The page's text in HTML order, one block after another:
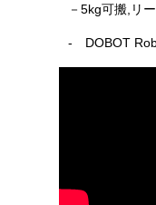
－5kg可搬,リ
- DOBOT